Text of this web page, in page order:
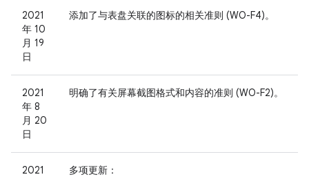
2021
年 10
月 19
日
添加了与表盘关联的图标的相关准则 (WO-F4)。
2021
年 8
月 20
日
明确了有关屏幕截图格式和内容的准则 (WO-F2)。
2021
多项更新：